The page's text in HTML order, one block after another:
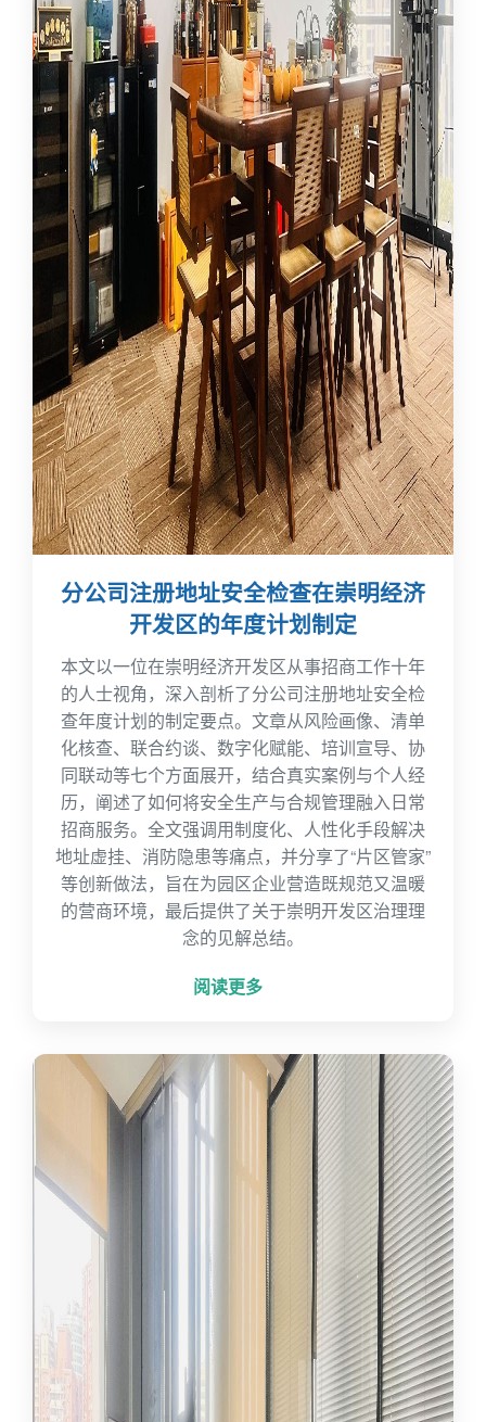
分公司注册地址安全检查在崇明经济
开发区的年度计划制定
本文以一位在崇明经济开发区从事招商工作十年
的人士视角，深入剖析了分公司注册地址安全检
查年度计划的制定要点。文章从风险画像、清单
化核查、联合约谈、数字化赋能、培训宣导、协
同联动等七个方面展开，结合真实案例与个人经
历，阐述了如何将安全生产与合规管理融入日常
招商服务。全文强调用制度化、人性化手段解决
地址虚挂、消防隐患等痛点，并分享了“片区管家”
等创新做法，旨在为园区企业营造既规范又温暖
的营商环境，最后提供了关于崇明开发区治理理
念的见解总结。
阅读更多